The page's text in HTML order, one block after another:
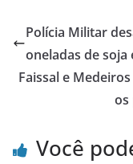
Polícia Militar
oneladas de
Faissal e
os
Você